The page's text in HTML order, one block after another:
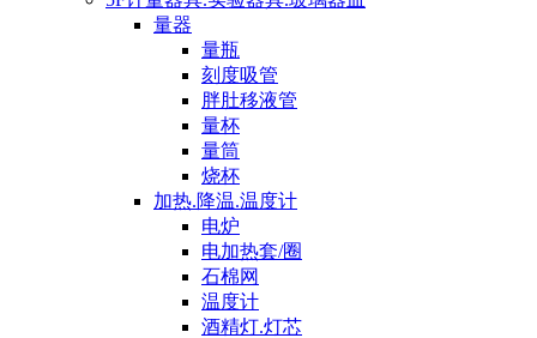
量器
量瓶
刻度吸管
胖肚移液管
量杯
量筒
烧杯
加热.降温.温度计
电炉
电加热套/圈
石棉网
温度计
酒精灯.灯芯